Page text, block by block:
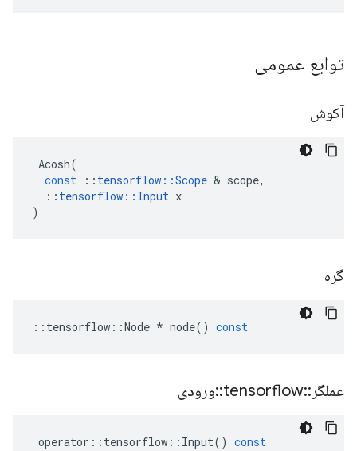
توابع عمومی
آکوش
Acosh(
const
:: tensorflow ::Scope & scope,
:: tensorflow :: Input x
)
گره
:: tensorflow ::Node * node() const
عملگر ::
tensorflow
::ورودی
operator :: tensorflow :: Input() const